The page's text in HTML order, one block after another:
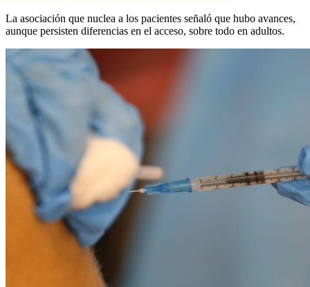
La asociación que nuclea a los pacientes señaló que hubo avances,
aunque persisten diferencias en el acceso, sobre todo en adultos.